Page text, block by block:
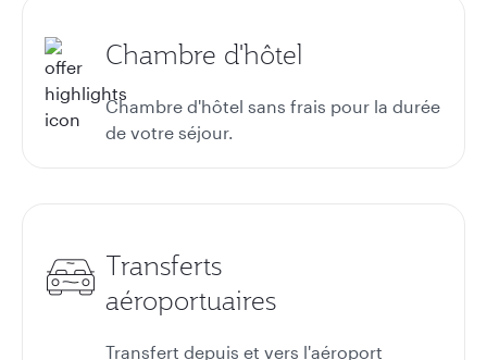
Chambre d'hôtel
Chambre d'hôtel sans frais pour la durée
de votre séjour.
Transferts
aéroportuaires
Transfert depuis et vers l'aéroport